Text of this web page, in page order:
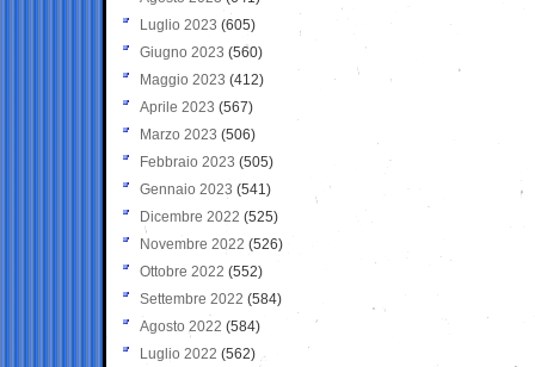
Luglio 2023 (605)
Giugno 2023 (560)
Maggio 2023 (412)
Aprile 2023 (567)
Marzo 2023 (506)
Febbraio 2023 (505)
Gennaio 2023 (541)
Dicembre 2022 (525)
Novembre 2022 (526)
Ottobre 2022 (552)
Settembre 2022 (584)
Agosto 2022 (584)
Luglio 2022 (562)